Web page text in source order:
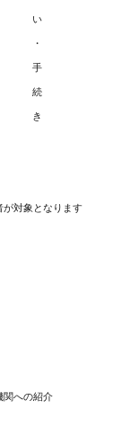
い
・
手
続
き
対象となります
関への紹介